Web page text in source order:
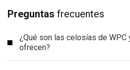
Preguntas frecuentes
¿Qué son las celosías de WPC
ofrecen?